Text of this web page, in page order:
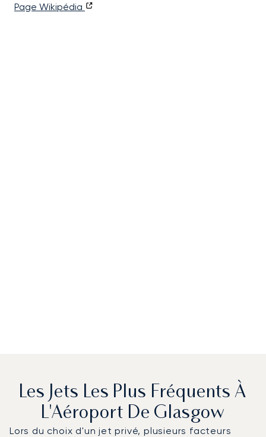
Page Wikipédia
Les Jets Les Plus Fréquents À
L'Aéroport De Glasgow
Lors du choix d'un jet privé, plusieurs facteurs